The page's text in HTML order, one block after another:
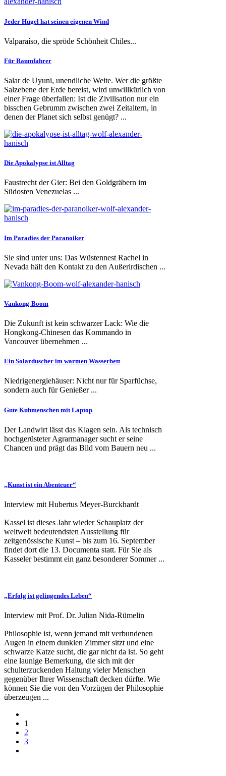
Jeder Hügel hat seinen eigenen Wind
Valparaíso, die spröde Schönheit Chiles...
Für Raumfahrer
Salar de Uyuni, unendliche Weite. Wer die größte
Salzebene der Erde bereist, wird unwillkürlich von
einer Frage überfallen: Ist die Zivilisation nur ein
bisschen Gebrumm zwischen zwei Zeitaltern, in
denen der Planet sich selbst genügt? ...
Die Apokalypse ist Alltag
Faustrecht der Gier: Bei den Goldgräbern im
Südosten Venezuelas ...
Im Paradies der Paranoiker
Sie sind unter uns: Das Wüstennest Rachel in
Nevada hält den Kontakt zu den Außerirdischen ...
Vankong-Boom
Die Zukunft ist kein schwarzer Lack: Wie die
Hongkong-Chinesen das Kommando in
Vancouver übernehmen ...
Ein Solarduscher im warmen Wasserbett
Niedrigenergiehäuser: Nicht nur für Sparfüchse,
sondern auch für Genießer ...
Gute Kuhmenschen mit Laptop
Der Landwirt lässt das Klagen sein. Als technisch
hochgerüsteter Agrarmanager sucht er seine
Chancen und prägt das Bild vom Bauern neu ...
„Kunst ist ein Abenteuer“
Interview mit Hubertus Meyer-Burckhardt
Kassel ist dieses Jahr wieder Schauplatz der
weltweit bedeutendsten Ausstellung für
zeitgenössische Kunst – bis zum 16. September
findet dort die 13. Documenta statt. Für Sie als
Kasseler bestimmt ein ganz besonderer Sommer ...
„Erfolg ist gelingendes Leben“
Interview mit Prof. Dr. Julian Nida-Rümelin
Philosophie ist, wenn jemand mit verbundenen
Augen in einem dunklen Zimmer sitzt und eine
schwarze Katze sucht, die gar nicht da ist. So geht
eine launige Bemerkung, die sich mit der
schulterzuckenden Haltung vieler Menschen
gegenüber Ihrer Wissenschaft decken dürfte. Wie
können Sie die von den Vorzügen der Philosophie
überzeugen ...
1
2
3